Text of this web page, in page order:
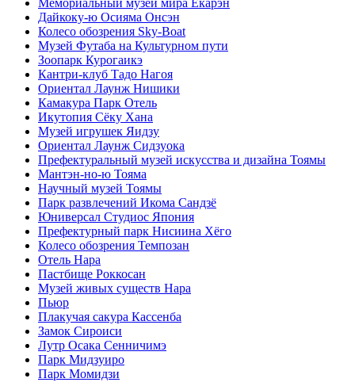
Мемориальный музей мира Ёкарэн
Дайкоку-ю Осияма Онсэн
Колесо обозрения Sky-Boat
Музей Футаба на Культурном пути
Зоопарк Курогаикэ
Кантри-клуб Тадо Нагоя
Ориентал Лаунж Нишики
Камакура Парк Отель
Икутопия Сёку Хана
Музей игрушек Яидзу
Ориентал Лаунж Сидзуока
Префектуральный музей искусства и дизайна Тоямы
Мантэн-но-ю Тояма
Научный музей Тоямы
Парк развлечений Икома Сандзё
Юниверсал Студиос Япония
Префектурный парк Нисиина Хёго
Колесо обозрения Темпозан
Отель Нара
Пастбище Роккосан
Музей живых существ Нара
Пьюр
Плакучая сакура Кассенба
Замок Сироиси
Лутр Осака Сенничимэ
Парк Мидзуиро
Парк Момидзи